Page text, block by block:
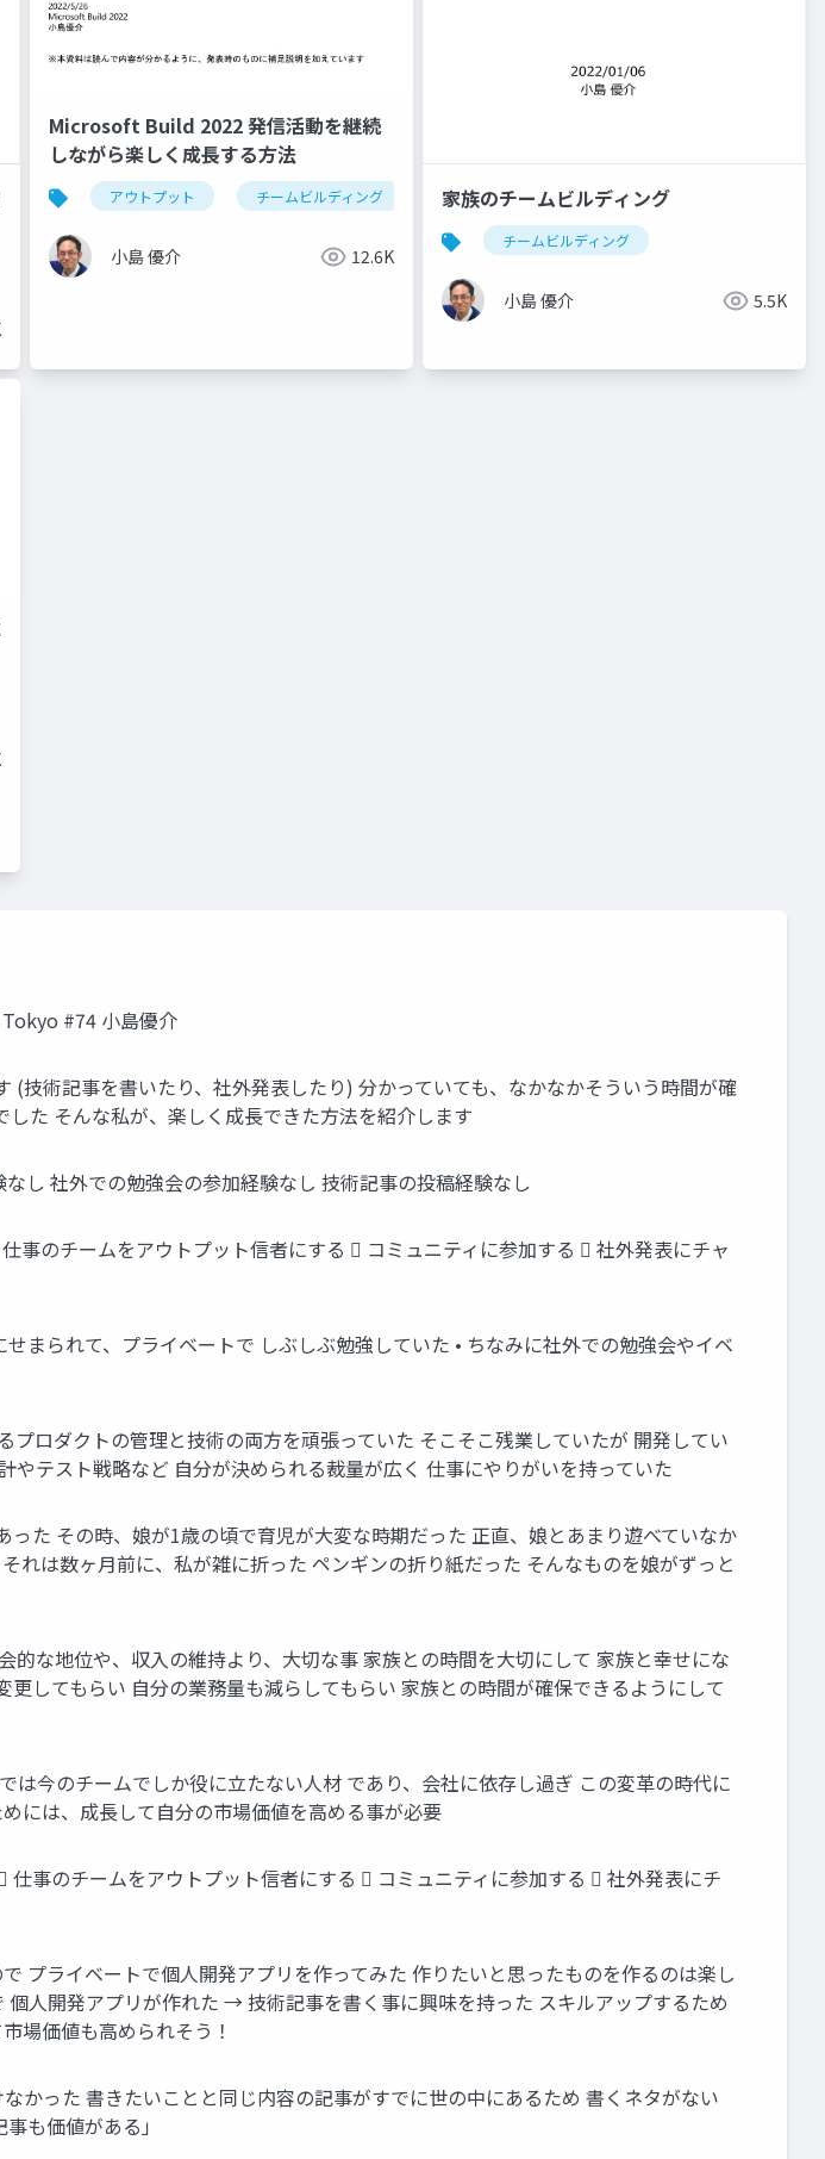
Microsoft Build 2022 発信活動を継続
しながら楽しく成長する方法
アウトプット チームビルディング ハピネスチームビルディング
小島 優介 12.6K
家族のチームビルディング
チームビルディング
小島 優介 5.5K
#74 小島優介
技術記事を書いたり、社外発表したり) 分かっていても、なかなかそういう時間が確
た そんな私が、楽しく成長できた方法を紹介します
し 社外での勉強会の参加経験なし 技術記事の投稿経験なし
事のチームをアウトプット信者にする  コミュニティに参加する  社外発表にチャ
まられて、プライベートで しぶしぶ勉強していた • ちなみに社外での勉強会やイベ
ロダクトの管理と技術の両方を頑張っていた そこそこ残業していたが 開発してい
テスト戦略など 自分が決められる裁量が広く 仕事にやりがいを持っていた
た その時、娘が1歳の頃で育児が大変な時期だった 正直、娘とあまり遊べていなか
れは数ヶ月前に、私が雑に折った ペンギンの折り紙だった そんなものを娘がずっと
な地位や、収入の維持より、大切な事 家族との時間を大切にして 家族と幸せにな
してもらい 自分の業務量も減らしてもらい 家族との時間が確保できるようにして
今のチームでしか役に立たない人材 であり、会社に依存し過ぎ この変革の時代に
には、成長して自分の市場価値を高める事が必要
事のチームをアウトプット信者にする  コミュニティに参加する  社外発表にチ
プライベートで個人開発アプリを作ってみた 作りたいと思ったものを作るのは楽し
人開発アプリが作れた → 技術記事を書く事に興味を持った スキルアップするため
場価値も高められそう！
かった 書きたいことと同じ内容の記事がすでに世の中にあるため 書くネタがない
も価値がある」